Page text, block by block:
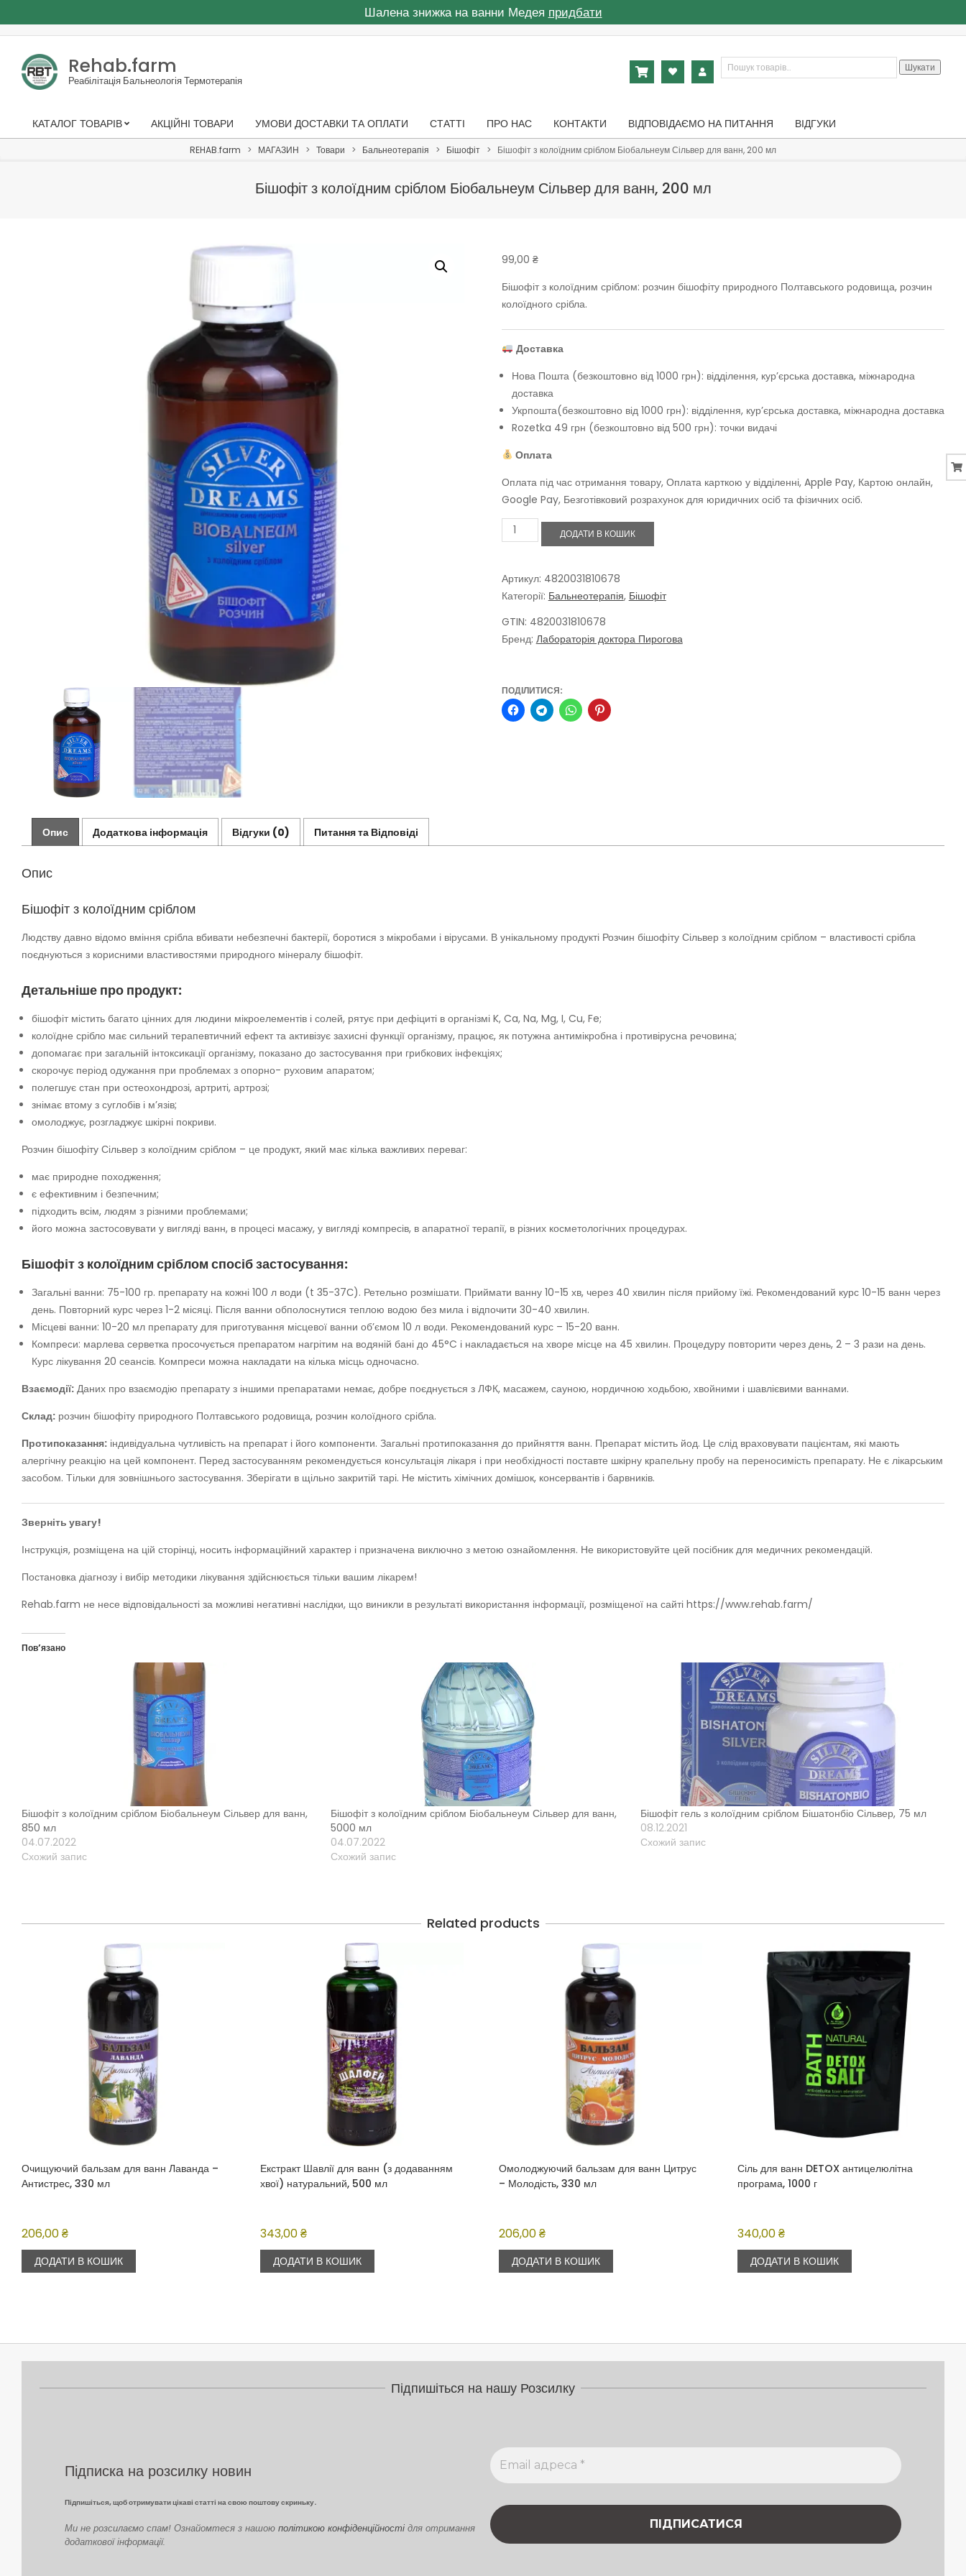
Шалена знижка на ванни Медея придбати
Skip
content
Rehab.farm
Реабілітація Бальнеологія Термотерапія
Шукати: Шукати
Primary
КАТАЛОГ ТОВАРІВ АКЦІЙНІ ТОВАРИ УМОВИ ДОСТАВКИ ТА ОПЛАТИ СТАТТІ ПРО НАС КОНТАКТИ ВІДПОВІДАЄМО НА ПИТАННЯ ВІДГУКИ
REHAB.farm > МАГАЗИН > Товари > Бальнеотерапія > Бішофіт > Бішофіт з колоїдним сріблом Біобальнеум Сільвер для ванн, 200 мл
Бішофіт з колоїдним сріблом Біобальнеум Сільвер для ванн, 200 мл
99,00 ₴
Бішофіт з колоїдним сріблом: розчин бішофіту природного Полтавського родовища, розчин
колоїдного срібла.
Доставка
Нова Пошта (безкоштовно від 1000 грн): відділення, кур’єрська доставка, міжнародна
доставка
Укрпошта(безкоштовно від 1000 грн): відділення, кур’єрська доставка, міжнародна доставка
Rozetka 49 грн (безкоштовно від 500 грн): точки видачі
Оплата
Оплата під час отримання товару, Оплата карткою у відділенні, Apple Pay, Картою онлайн,
Google Pay, Безготівковий розрахунок для юридичних осіб та фізичних осіб.
Бішофіт
колоїдним
Біобальнеум
Сільвер
ванн,
200
мл
ДОДАТИ В КОШИК
Артикул: 4820031810678
Категорії: Бальнеотерапія, Бішофіт
GTIN: 4820031810678
Бренд: Лабораторія доктора Пирогова
ПОДІЛИТИСЯ:
Опис Додаткова інформація Відгуки (0) Питання та Відповіді
Опис
Бішофіт з колоїдним сріблом
Людству давно відомо вміння срібла вбивати небезпечні бактерії, боротися з мікробами і вірусами. В унікальному продукті Розчин бішофіту Сільвер з колоїдним сріблом – властивості срібла
поєднуються з корисними властивостями природного мінералу бішофіт.
Детальніше про продукт:
бішофіт містить багато цінних для людини мікроелементів і солей, рятує при дефіциті в організмі K, Ca, Na, Mg, I, Cu, Fe;
колоїдне срібло має сильний терапевтичний ефект та активізує захисні функції організму, працює, як потужна антимікробна і противірусна речовина;
допомагає при загальній інтоксикації організму, показано до застосування при грибкових інфекціях;
скорочує період одужання при проблемах з опорно- руховим апаратом;
полегшує стан при остеохондрозі, артриті, артрозі;
знімає втому з суглобів і м’язів;
омолоджує, розгладжує шкірні покриви.
Розчин бішофіту Сільвер з колоїдним сріблом – це продукт, який має кілька важливих переваг:
має природне походження;
є ефективним і безпечним;
підходить всім, людям з різними проблемами;
його можна застосовувати у вигляді ванн, в процесі масажу, у вигляді компресів, в апаратної терапії, в різних косметологічних процедурах.
Бішофіт з колоїдним сріблом спосіб застосування:
Загальні ванни: 75-100 гр. препарату на кожні 100 л води (t 35-37С). Ретельно розмішати. Приймати ванну 10-15 хв, через 40 хвилин після прийому їжі. Рекомендований курс 10-15 ванн через
день. Повторний курс через 1-2 місяці. Після ванни обполоснутися теплою водою без мила і відпочити 30-40 хвилин.
Місцеві ванни: 10-20 мл препарату для приготування місцевої ванни об’ємом 10 л води. Рекомендований курс – 15-20 ванн.
Компреси: марлева серветка просочується препаратом нагрітим на водяній бані до 45°C і накладається на хворе місце на 45 хвилин. Процедуру повторити через день, 2 – 3 рази на день.
Курс лікування 20 сеансів. Компреси можна накладати на кілька місць одночасно.
Взаємодії: Даних про взаємодію препарату з іншими препаратами немає, добре поєднується з ЛФК, масажем, сауною, нордичною ходьбою, хвойними і шавлієвими ваннами.
Склад: розчин бішофіту природного Полтавського родовища, розчин колоїдного срібла.
Протипоказання: індивідуальна чутливість на препарат і його компоненти. Загальні протипоказання до прийняття ванн. Препарат містить йод. Це слід враховувати пацієнтам, які мають
алергічну реакцію на цей компонент. Перед застосуванням рекомендується консультація лікаря і при необхідності поставте шкірну крапельну пробу на переносимість препарату. Не є лікарським
засобом. Тільки для зовнішнього застосування. Зберігати в щільно закритій тарі. Не містить хімічних домішок, консервантів і барвників.
Зверніть увагу!
Інструкція, розміщена на цій сторінці, носить інформаційний характер і призначена виключно з метою ознайомлення. Не використовуйте цей посібник для медичних рекомендацій.
Постановка діагнозу і вибір методики лікування здійснюється тільки вашим лікарем!
Rehab.farm не несе відповідальності за можливі негативні наслідки, що виникли в результаті використання інформації, розміщеної на сайті https://www.rehab.farm/
Пов’язано
Бішофіт з колоїдним сріблом Біобальнеум Сільвер для ванн,
850 мл
04.07.2022
Схожий запис
Бішофіт з колоїдним сріблом Біобальнеум Сільвер для ванн,
5000 мл
04.07.2022
Схожий запис
Бішофіт гель з колоїдним сріблом Бішатонбіо Сільвер, 75 мл
08.12.2021
Схожий запис
Related products
Очищуючий бальзам для ванн Лаванда –
Антистрес, 330 мл
206,00₴
ДОДАТИ В КОШИК
Екстракт Шавлії для ванн (з додаванням
хвої) натуральний, 500 мл
343,00₴
ДОДАТИ В КОШИК
Омолоджуючий бальзам для ванн Цитрус
– Молодість, 330 мл
206,00₴
ДОДАТИ В КОШИК
Сіль для ванн DETOX антицелюлітна
програма, 1000 г
340,00₴
ДОДАТИ В КОШИК
Підпишіться на нашу Розсилку
Підписка на розсилку новин
Підпишіться, щоб отримувати цікаві статті на свою поштову скриньку.
Ми не розсилаємо спам! Ознайомтеся з нашою політикою конфіденційності для отримання
додаткової інформації.